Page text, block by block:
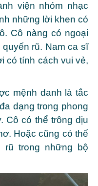
viện nhóm nhạc
những lời khen có
Cô nàng có ngoại
rũ. Nam ca sĩ
có tính cách vui vẻ,
mệnh danh là tắc
dạng trong phong
Cô có thể trông dịu
Hoặc cũng có thể
rũ trong những bộ